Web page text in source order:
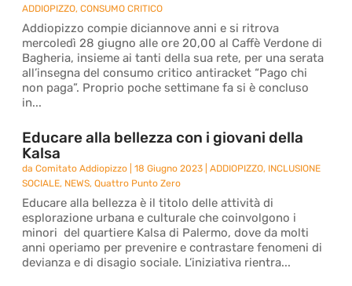
ADDIOPIZZO,CONSUMO CRITICO
Addiopizzo compie diciannove anni e si ritrova
mercoledì 28 giugno alle ore 20,00 al Caffè Verdone di
Bagheria, insieme ai tanti della sua rete, per una serata
all’insegna del consumo critico antiracket “Pago chi
non paga”. Proprio poche settimane fa si è concluso
in...
Educare alla bellezza con i giovani della
Kalsa
daComitato Addiopizzo |18 Giugno 2023 |ADDIOPIZZO, INCLUSIONE
SOCIALE, NEWS,Quattro Punto Zero
Educare alla bellezza è il titolo delle attività di
esplorazione urbana e culturale che coinvolgono i
minori del quartiere Kalsa di Palermo, dove da molti
anni operiamo per prevenire e contrastare fenomeni di
devianza e di disagio sociale. L’iniziativa rientra...